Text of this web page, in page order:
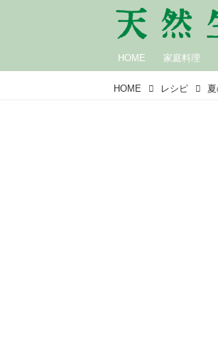
HOME 家庭料理
HOME レシピ